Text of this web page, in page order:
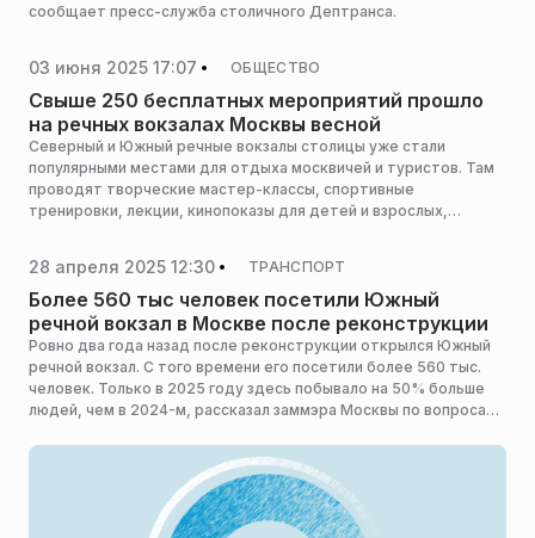
сообщает пресс-служба столичного Дептранса.
03 июня 2025 17:07 ОБЩЕСТВО
Свыше 250 бесплатных мероприятий прошло
на речных вокзалах Москвы весной
Северный и Южный речные вокзалы столицы уже стали
популярными местами для отдыха москвичей и туристов. Там
проводят творческие мастер-классы, спортивные
тренировки, лекции, кинопоказы для детей и взрослых,
Максим Ликсутов.
28 апреля 2025 12:30 ТРАНСПОРТ
Более 560 тыс человек посетили Южный
речной вокзал в Москве после реконструкции
Ровно два года назад после реконструкции открылся Южный
речной вокзал. С того времени его посетили более 560 тыс.
человек. Только в 2025 году здесь побывало на 50% больше
людей, чем в 2024-м, рассказал заммэра Москвы по вопросам